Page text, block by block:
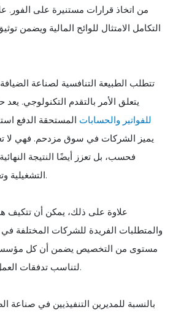
من اتخاذ قرارات مستنيرة على الفور.
التكامل الامتثال للوائح المالية ويضمن
تتطلب الطبيعة التنافسية لصناعة
يتعلق الأمر بالتقدم التكنولوجي.
للفواتير والحسابات المستحقة الدفع
يميز الشركات في سوق مزدحم. فهي لا
فحسب، بل تعزز أيضًا النتيجة
التشغيلية وتعزيز إدارة التدفق النقدي.
علاوة على ذلك، يمكن أن تتكيف
والمتطلبات الفريدة للشركات المختلفة في
مستوى من التخصيص يضمن أن كل مؤسسة
لتناسب تدفقات العمل والتفضيلات الخاصة بها.
بالنسبة للمديرين التنفيذيين في صناعة